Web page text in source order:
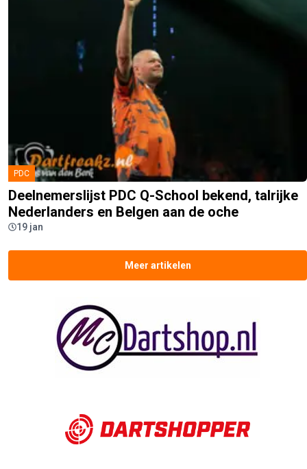
PDC
Deelnemerslijst PDC Q-School bekend, talrijke
Nederlanders en Belgen aan de oche
19 jan
Meer artikelen